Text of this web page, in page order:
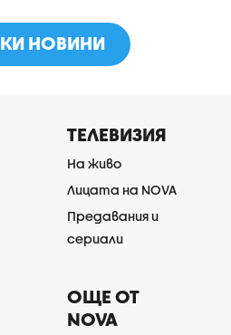
НОВИНИ
ТЕЛЕВИЗИЯ
На живо
Лицата на NOVA
Предавания и
сериали
ОЩЕ ОТ
NOVA